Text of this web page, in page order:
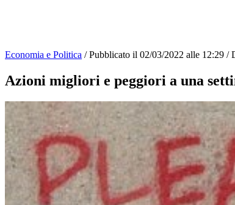
Economia e Politica / Pubblicato il 02/03/2022 alle 12:29 /
Azioni migliori e peggiori a una